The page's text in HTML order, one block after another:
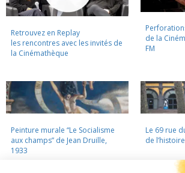
Retrouvez en Replay
les rencontres avec les invités de
la Cinémathèque
de la
FM
Peinture murale “Le Socialisme
aux champs” de Jean Druille,
1933
Le 69 rue
de